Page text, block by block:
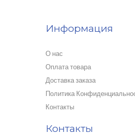
Информация
О нас
Оплата товара
Доставка заказа
Политика
Контакты
Контакты